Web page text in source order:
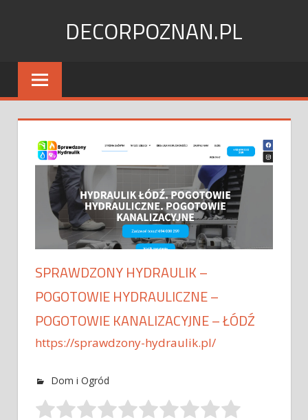
DECORPOZNAN.PL
SPRAWDZONY HYDRAULIK –
POGOTOWIE HYDRAULICZNE –
POGOTOWIE KANALIZACYJNE – ŁÓDŹ
https://sprawdzony-hydraulik.pl/
Dom i Ogród